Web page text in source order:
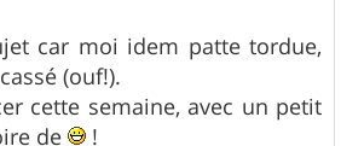
car moi idem patte tordue,
(ouf!).
cette semaine, avec un petit
de
!